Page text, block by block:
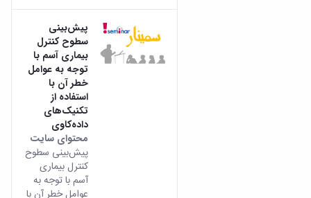
پیش‌بینی
سطوح کنترل
بیماری آسم با
توجه به عوامل
خطر آن با
استفاده از
تکنیک‌های
داده‌کاوی
محتوای سایت
پیش‌بینی سطوح
کنترل بیماری
آسم با توجه به
عوامل خطر آن با